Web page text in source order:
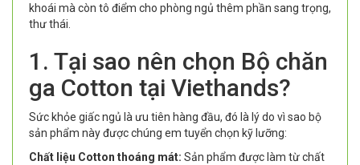
khoái mà còn tô điểm cho phòng ngủ thêm phần sang trọng,
thư thái.
1. Tại sao nên chọn Bộ chăn
ga Cotton tại Viethands?
Sức khỏe giấc ngủ là ưu tiên hàng đầu, đó là lý do vì sao bộ
sản phẩm này được chúng em tuyển chọn kỹ lưỡng:
Chất liệu Cotton thoáng mát: Sản phẩm được làm từ chất